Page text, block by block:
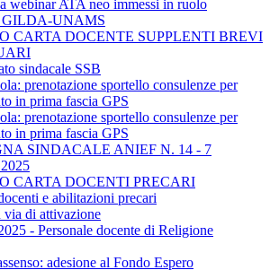
webinar ATA neo immessi in ruolo
GILDA-UNAMS
CARTA DOCENTE SUPPLENTI BREVI
sindacale SSB
prenotazione sportello consulenze per
in prima fascia GPS
prenotazione sportello consulenze per
in prima fascia GPS
SINDACALE ANIEF N. 14 - 7
CARTA DOCENTI PRECARI
e abilitazioni precari
via di attivazione
- Personale docente di Religione
adesione al Fondo Espero